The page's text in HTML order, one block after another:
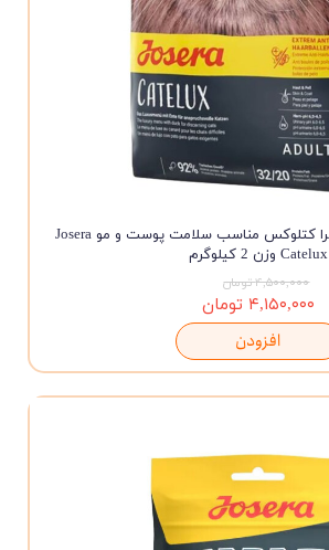
غذای خشک گربه جوسرا کتلوکس مناسب سلامت پوست و مو Josera
Catelux وزن 2 کیلوگرم
۴,۵۰۰,۰۰۰ تومان
۴,۱۵۰,۰۰۰ تومان
افزودن